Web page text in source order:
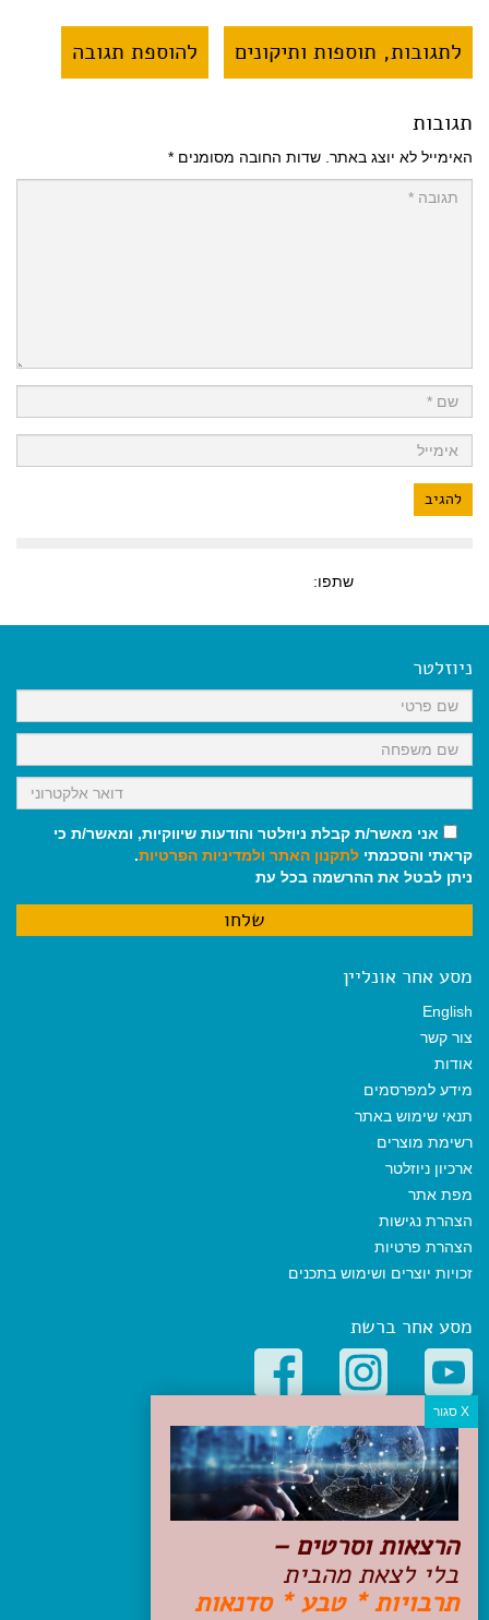
לתגובות, תוספות ותיקונים להוספת תגובה
תגובות
האימייל לא יוצג באתר. שדות החובה מסומנים *
שתפו:
ניוזלטר
אני מאשר/ת קבלת ניוזלטר והודעות שיווקיות, ומאשר/ת כי
קראתי והסכמתי לתקנון האתר ולמדיניות הפרטיות.
ניתן לבטל את ההרשמה בכל עת
מסע אחר אונליין
English
צור קשר
אודות
מידע למפרסמים
תנאי שימוש באתר
רשימת מוצרים
ארכיון ניוזלטר
מפת אתר
הצהרת נגישות
הצהרת פרטיות
זכויות יוצרים ושימוש בתכנים
מסע אחר ברשת
קטגוריות פופולריות
יעדים
טיולים בישראל
מלונות בוטיק בישראל
טיפים והמלצות
הכנות לנסיעה
טיולי ג'יפים
הרצאות וסרטים –
בלי לצאת מהבית
תרבויות * טבע * סדנאות